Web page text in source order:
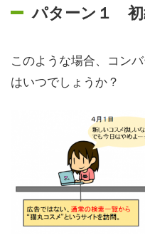
パターン１
このような場合、コン
はいつでしょうか？